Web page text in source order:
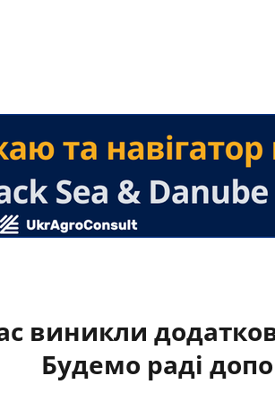
виникли
Будемо раді